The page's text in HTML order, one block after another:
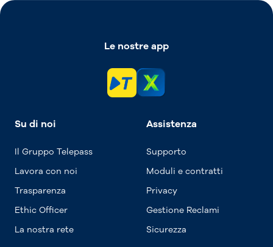
Le nostre app
Su di noi
Il Gruppo Telepass
Lavora con noi
Trasparenza
Ethic Officer
La nostra rete
Assistenza
Supporto
Moduli e contratti
Privacy
Gestione Reclami
Sicurezza